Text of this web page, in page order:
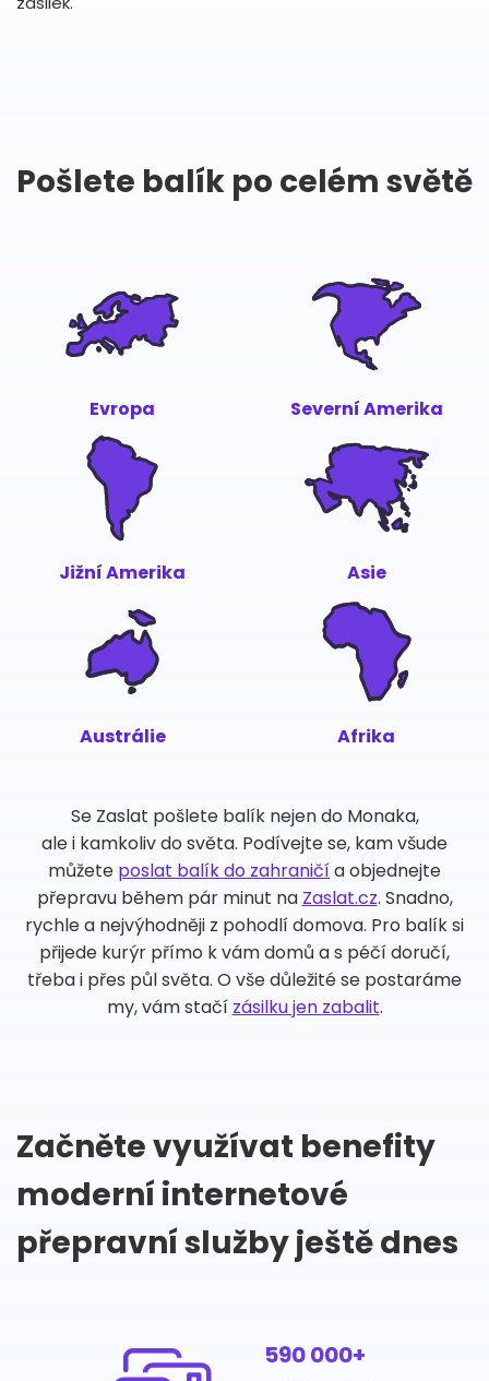
Pošlete balík po celém světě
Evropa Severní Amerika
Jižní Amerika Asie
Austrálie Afrika
Se Zaslat pošlete balík nejen do Monaka,
ale i kamkoliv do světa. Podívejte se, kam všude
můžete poslat balík do zahraničía objednejte
přepravu během pár minut na Zaslat.cz. Snadno,
rychle a nejvýhodněji z pohodlí domova. Pro balík si
přijede kurýr přímo k vám domů a s péčí doručí,
třeba i přes půl světa. O vše důležité se postaráme
my, vám stačí zásilku jen zabalit.
Začněte využívat benefity
moderní internetové
přepravní služby ještě dnes
590 000+